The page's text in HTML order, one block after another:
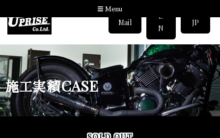
Menu
Mail
E
N
JP
施工実績CASE